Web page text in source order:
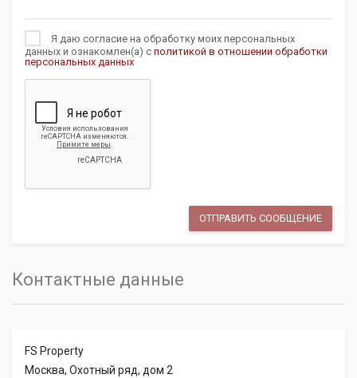
Я даю согласие на обработку моих персональных
данных и ознакомлен(а) с политикой в отношении обработки
персональных данных
Контактные данные
FS Property
Москва, Охотный ряд, дом 2